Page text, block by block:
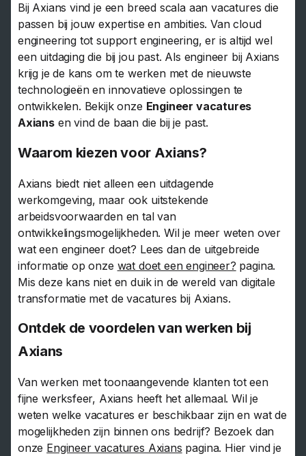
Bij Axians vind je een breed scala aan vacatures die
passen bij jouw expertise en ambities. Van cloud
engineering tot support engineering, er is altijd wel
een uitdaging die bij jou past. Als engineer bij Axians
krijg je de kans om te werken met de nieuwste
technologieën en innovatieve oplossingen te
ontwikkelen. Bekijk onze Engineer vacatures
Axiansen vind de baan die bij je past.
Waarom kiezen voor Axians?
Axians biedt niet alleen een uitdagende
werkomgeving, maar ook uitstekende
arbeidsvoorwaarden en tal van
ontwikkelingsmogelijkheden. Wil je meer weten over
wat een engineer doet? Lees dan de uitgebreide
informatie op onze wat doet een engineer? pagina.
Mis deze kans niet en duik in de wereld van digitale
transformatie met de vacatures bij Axians.
Ontdek de voordelen van werken bij
Axians
Van werken met toonaangevende klanten tot een
fijne werksfeer, Axians heeft het allemaal. Wil je
weten welke vacatures er beschikbaar zijn en wat de
mogelijkheden zijn binnen ons bedrijf? Bezoek dan
onze Engineer vacatures Axians pagina. Hier vind je